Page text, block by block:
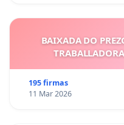
BAIXADA DO
195 firmas
11 Mar 2026